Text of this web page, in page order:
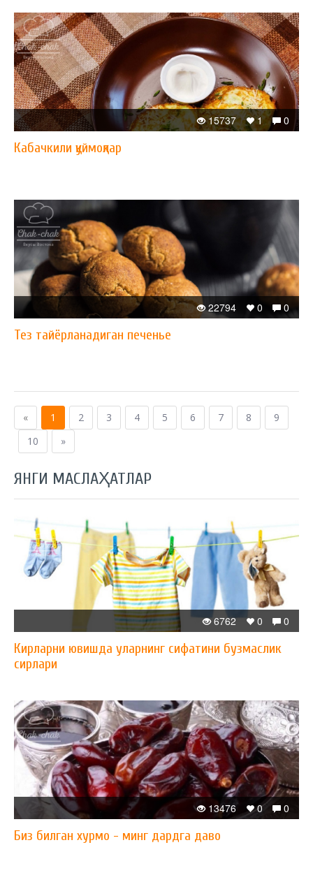
0
1
15737
Кабачкили қуймоқлар
0
0
22794
Тез тайёрланадиган печенье
« 1 2 3 4 5 6 7 8
9
10
»
ЯНГИ МАСЛАҲАТЛАР
0
0
6762
Кирларни ювишда уларнинг сифатини бузмаслик
сирлари
0
0
13476
Биз билган хурмо - минг дардга даво